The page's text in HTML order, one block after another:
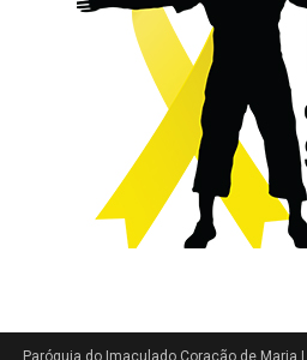
Paróquia do Imaculado Coração de Maria |